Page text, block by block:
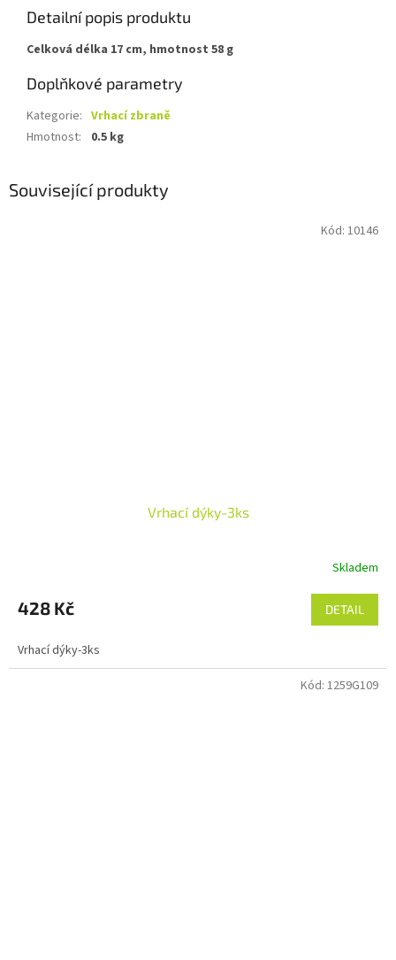
Detailní popis produktu
Celková délka 17 cm, hmotnost 58 g
Doplňkové parametry
Kategorie: Vrhací zbraně
Hmotnost: 0.5 kg
Související produkty
Vrhací dýky-3ks
Skladem
428 Kč DETAIL
Vrhací dýky-3ks
Kód: 10146
Kód: 1259G109